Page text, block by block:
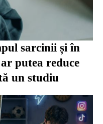
sarcinii și în
putea reduce
un studiu